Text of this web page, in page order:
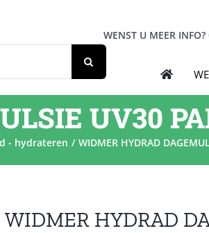
WENST U MEER INFO?
UV30
- hydrateren WIDMER HYDRAD
WIDMER HYDRAD